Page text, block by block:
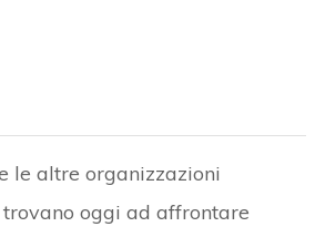
le altre organizzazioni
oggi ad affrontare